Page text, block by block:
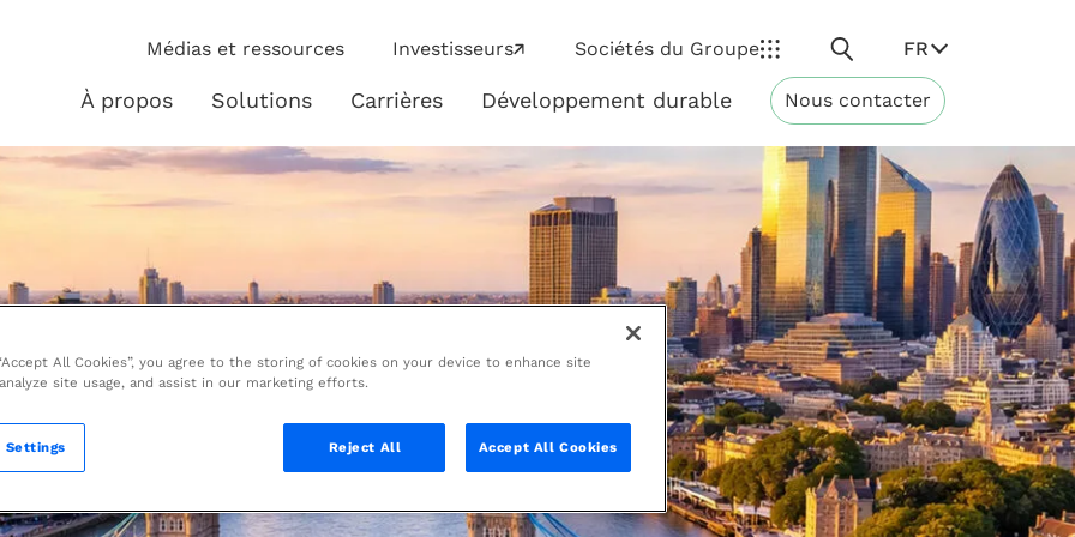
Médias et ressources Investisseurs Sociétés du Groupe
Rechercher
FR
À propos Solutions Solutions
Carrières Développement durable
Développement
durable
Nous contacter
All Cookies”, you agree to the storing of cookies on your device to enhance site
site usage, and assist in our marketing efforts.
Reject All Accept All Cookies
Settings